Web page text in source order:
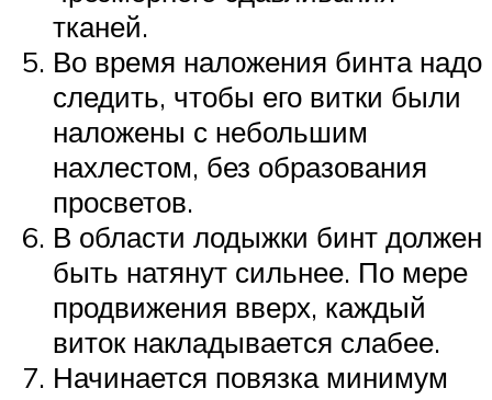
тканей.
Во время наложения бинта надо
следить, чтобы его витки были
наложены с небольшим
нахлестом, без образования
просветов.
В области лодыжки бинт должен
быть натянут сильнее. По мере
продвижения вверх, каждый
виток накладывается слабее.
Начинается повязка минимум